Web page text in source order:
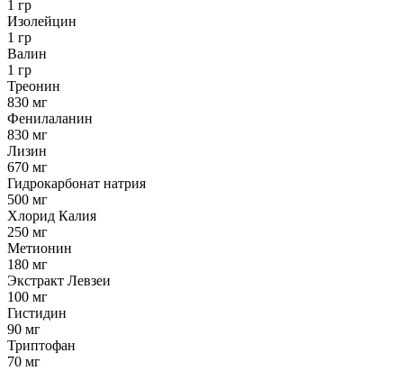
1 гр
Изолейцин
1 гр
Валин
1 гр
Треонин
830 мг
Фенилаланин
830 мг
Лизин
670 мг
Гидрокарбонат натрия
500 мг
Хлорид Калия
250 мг
Метионин
180 мг
Экстракт Левзеи
100 мг
Гистидин
90 мг
Триптофан
70 мг